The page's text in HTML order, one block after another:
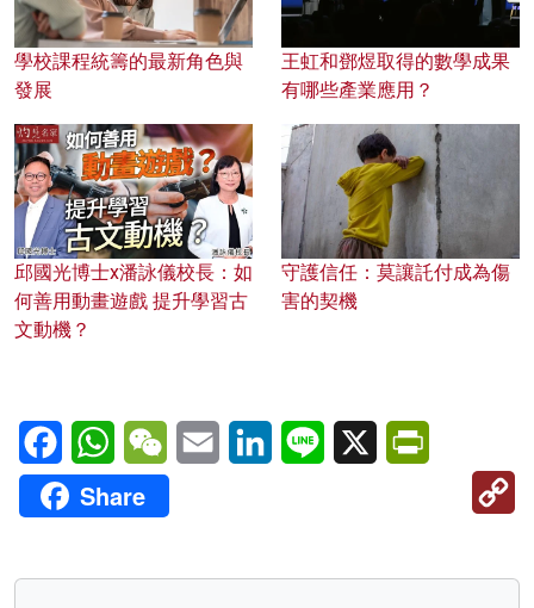
學校課程統籌的最新角色與
發展
王虹和鄧煜取得的數學成果
有哪些產業應用？
邱國光博士x潘詠儀校長：如
何善用動畫遊戲 提升學習古
文動機？
守護信任：莫讓託付成為傷
害的契機
FacebookWhatsAppWeChatEmail LinkedInLine X
Share